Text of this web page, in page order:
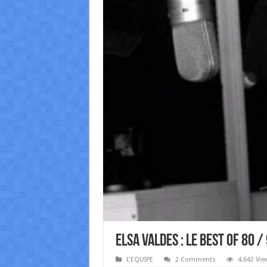
Elsa Valdes : LE BEST OF
L'EQUIPE 2 Comments 4,642